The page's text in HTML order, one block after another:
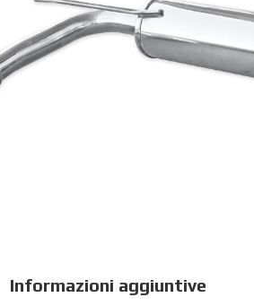
Informazioni aggiuntive